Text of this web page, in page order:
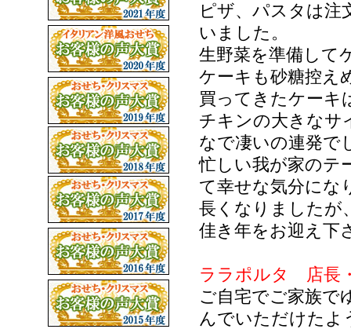
ピザ、パスタは
いました。
生野菜を準備して
ケーキも砂糖控え
買ってきたケーキ
チキンの大きなサ
なで凄いの連発で
忙しい我が家のテ
て幸せな気分にな
長くなりましたが
佳き年をお迎え下
ララポルタ 店長
ご自宅でご家族で
んでいただけたよ